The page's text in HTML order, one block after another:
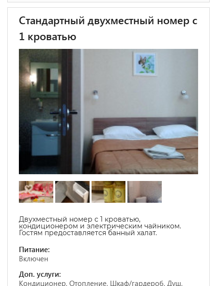
Стандартный двухместный номер с
1 кроватью
Двухместный номер с 1 кроватью,
кондиционером и электрическим чайником.
Гостям предоставляется банный халат.
Питание:
Включен
Доп. услуги:
Кондиционер, Отопление, Шкаф/гардероб, Душ,